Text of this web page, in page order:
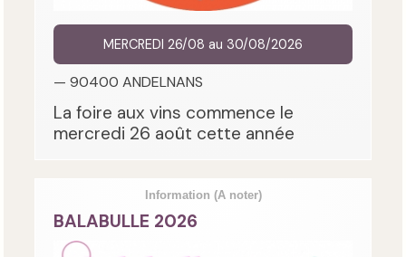
MERCREDI 26/08 au 30/08/2026
— 90400 ANDELNANS
La foire aux vins commence le
mercredi 26 août cette année
Information (A noter)
BALABULLE 2026